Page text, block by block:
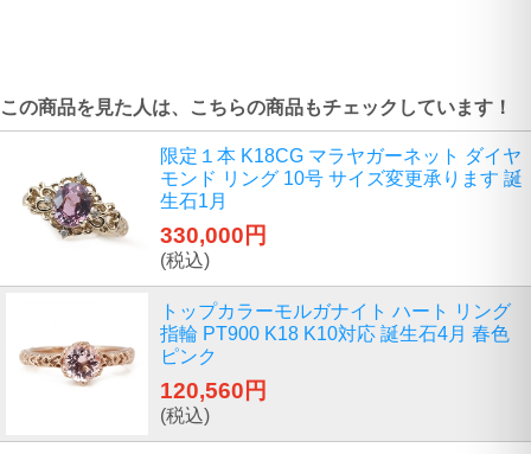
この商品を見た人は、こちらの商品もチェックしています！
限定１本 K18CG マラヤガーネット ダイヤ
モンド リング 10号 サイズ変更承ります 誕
生石1月
330,000円
(税込)
トップカラーモルガナイト ハート リング
指輪 PT900 K18 K10対応 誕生石4月 春色
ピンク
120,560円
(税込)